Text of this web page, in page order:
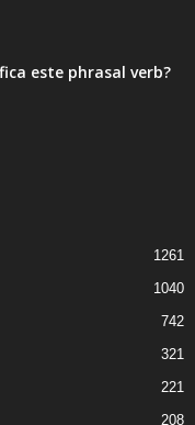
este phrasal verb?
1261
1040
742
321
221
208